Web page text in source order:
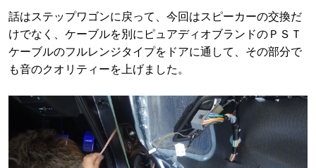
話はステップワゴンに戻って、今回はスピーカーの交換だ
けでなく、ケーブルを別にピュアディオブランドのＰＳＴ
ケーブルのフルレンジタイプをドアに通して、その部分で
も音のクオリティーを上げました。